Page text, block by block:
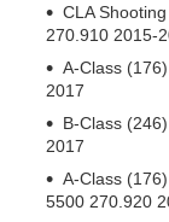
CLA
270.910 2015-
A-Class
2017
B-Class
2017
A-Class
5500 270.920